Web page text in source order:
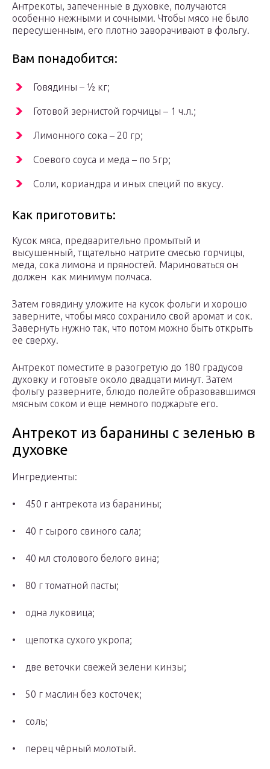
Антрекоты, запеченные в духовке, получаются
особенно нежными и сочными. Чтобы мясо не было
пересушенным, его плотно заворачивают в фольгу.
Вам понадобится:
Говядины – ½ кг;
Готовой зернистой горчицы – 1 ч.л.;
Лимонного сока – 20 гр;
Соевого соуса и меда – по 5гр;
Соли, кориандра и иных специй по вкусу.
Как приготовить:
Кусок мяса, предварительно промытый и
высушенный, тщательно натрите смесью горчицы,
меда, сока лимона и пряностей. Мариноваться он
должен как минимум полчаса.
Затем говядину уложите на кусок фольги и хорошо
заверните, чтобы мясо сохранило свой аромат и сок.
Завернуть нужно так, что потом можно быть открыть
ее сверху.
Антрекот поместите в разогретую до 180 градусов
духовку и готовьте около двадцати минут. Затем
фольгу разверните, блюдо полейте образовавшимся
мясным соком и еще немного поджарьте его.
Антрекот из баранины с зеленью в
духовке
Ингредиенты:
• 450 г антрекота из баранины;
• 40 г сырого свиного сала;
• 40 мл столового белого вина;
• 80 г томатной пасты;
• одна луковица;
• щепотка сухого укропа;
• две веточки свежей зелени кинзы;
• 50 г маслин без косточек;
• соль;
• перец чёрный молотый.